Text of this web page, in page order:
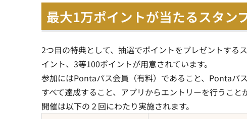
最大1万ポイントが当たるスタン
2つ目の特典として、抽選でポイントをプレゼントする
イント、3等100ポイントが用意されています。
参加にはPontaパス会員（有料）であること、Pontaパ
すべて達成すること、アプリからエントリーを行うこと
開催は以下の２回にわたり実施されます。